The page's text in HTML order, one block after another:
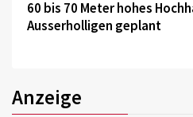
60 bis 70 Meter hohes
Ausserholligen geplant
Anzeige